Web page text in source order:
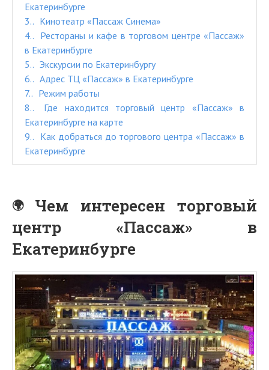
Екатеринбурге
3.
Кинотеатр «Пассаж Синема»
4.
Рестораны и кафе в торговом центре «Пассаж»
в Екатеринбурге
5.
Экскурсии по Екатеринбургу
6.
Адрес ТЦ «Пассаж» в Екатеринбурге
7.
Режим работы
8.
Где находится торговый центр «Пассаж» в
Екатеринбурге на карте
9.
Как добраться до торгового центра «Пассаж» в
Екатеринбурге
Чем интересен торговый
центр «Пассаж» в
Екатеринбурге